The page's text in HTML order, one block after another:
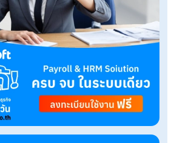
สนใจ
กทริค! วางแผนลางานแบบมืออาชีพ ไม่ให้รู้สึกผิด
มงาน
รแกรมบริหารงานบุคคล จัดการกองทุนพนักงานใ
ร่งใสอย่างไร